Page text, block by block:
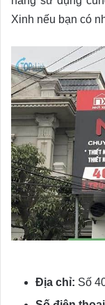
Xinh nếu bạn có
Địa chỉ: Số